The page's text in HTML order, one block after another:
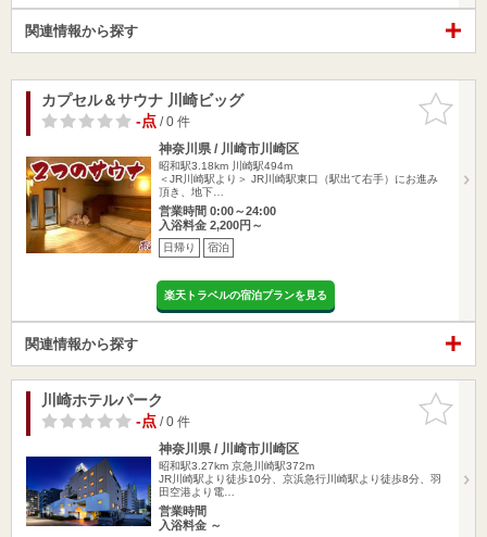
関連情報から探す
お気に入
りに追加
カプセル＆サウナ 川崎ビッグ
-点/ 0 件
神奈川県 / 川崎市川崎区
昭和駅3.18km
川崎駅494m
＜JR川崎駅より＞ JR川崎駅東口（駅出て右手）にお進み
頂き、地下…
営業時間 0:00～24:00
入浴料金 2,200円～
日帰り 宿泊
楽天トラベルの宿泊プランを見る
関連情報から探す
お気に入
りに追加
川崎ホテルパーク
-点/ 0 件
神奈川県 / 川崎市川崎区
昭和駅3.27km 京急川崎駅372m
JR川崎駅より徒歩10分、京浜急行川崎駅より徒歩8分、羽
田空港より電…
営業時間
入浴料金 ～